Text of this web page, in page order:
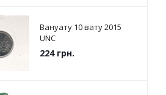
Вануату 10 вату 2015
UNC
224грн.